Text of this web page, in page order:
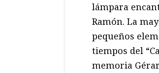
lámpara
Ramón. La
pequeños
tiempos del
memoria